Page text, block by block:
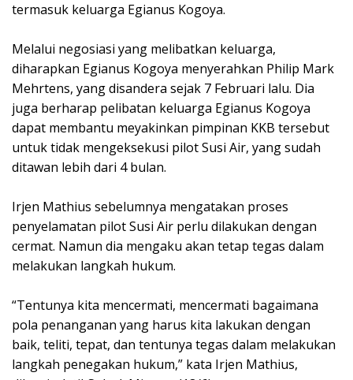
termasuk keluarga Egianus Kogoya.
Melalui negosiasi yang melibatkan keluarga,
diharapkan Egianus Kogoya menyerahkan Philip Mark
Mehrtens, yang disandera sejak 7 Februari lalu. Dia
juga berharap pelibatan keluarga Egianus Kogoya
dapat membantu meyakinkan pimpinan KKB tersebut
untuk tidak mengeksekusi pilot Susi Air, yang sudah
ditawan lebih dari 4 bulan.
Irjen Mathius sebelumnya mengatakan proses
penyelamatan pilot Susi Air perlu dilakukan dengan
cermat. Namun dia mengaku akan tetap tegas dalam
melakukan langkah hukum.
“Tentunya kita mencermati, mencermati bagaimana
pola penanganan yang harus kita lakukan dengan
baik, teliti, tepat, dan tentunya tegas dalam melakukan
langkah penegakan hukum,” kata Irjen Mathius,